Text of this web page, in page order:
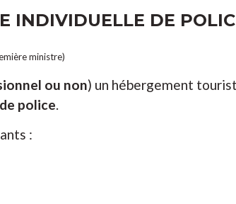
INDIVIDUELLE DE
ministre)
ou non) un hébergement
police.
: